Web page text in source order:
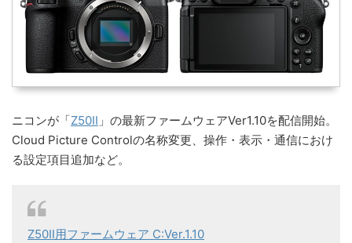
ニコンが「Z50II 」の最新ファームウェアVer1.10を配信開始。
Cloud Picture Controlの名称変更、操作・表示・通信におけ
る設定項目追加など。
Z50II用ファームウェア C:Ver.1.10